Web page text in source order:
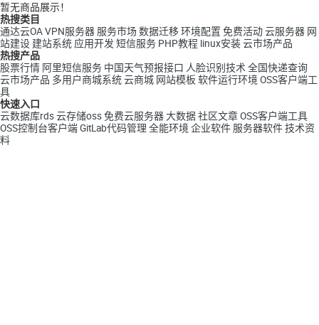
暂无商品展示！
热搜类目
通达云OAVPN服务器 服务市场数据迁移环境配置 免费活动云服务器 网
站建设 建站系统 应用开发 短信服务 PHP教程 linux安装云市场产品
热搜产品
股票行情 阿里短信服务 中国天气预报接口 人脸识别技术 全国快递查询
云市场产品 多用户商城系统云商城 网站模板 软件运行环境 OSS客户端工
具
快速入口
云数据库rds云存储oss免费云服务器大数据社区文章OSS客户端工具
OSS控制台客户端GitLab代码管理 全能环境 企业软件 服务器软件技术资
料